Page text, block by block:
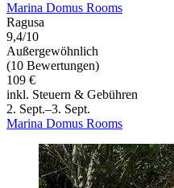
Marina Domus Rooms
Ragusa
9,4/10
Außergewöhnlich
(10 Bewertungen)
109 €
inkl. Steuern & Gebühren
2. Sept.–3. Sept.
Marina Domus Rooms